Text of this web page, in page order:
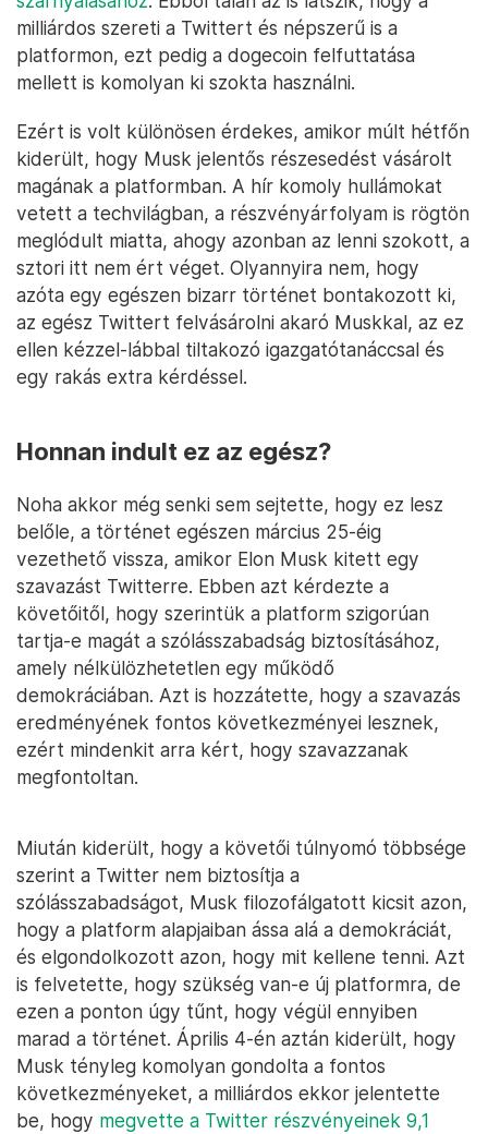
milliárdos szereti a Twittert és népszerű is a
platformon, ezt pedig a dogecoin felfuttatása
mellett is komolyan ki szokta használni.
Ezért is volt különösen érdekes, amikor múlt hétfőn
kiderült, hogy Musk jelentős részesedést vásárolt
magának a platformban. A hír komoly hullámokat
vetett a techvilágban, a részvényárfolyam is rögtön
meglódult miatta, ahogy azonban az lenni szokott, a
sztori itt nem ért véget. Olyannyira nem, hogy
azóta egy egészen bizarr történet bontakozott ki,
az egész Twittert felvásárolni akaró Muskkal, az ez
ellen kézzel-lábbal tiltakozó igazgatótanáccsal és
egy rakás extra kérdéssel.
Honnan indult ez az egész?
Noha akkor még senki sem sejtette, hogy ez lesz
belőle, a történet egészen március 25-éig
vezethető vissza, amikor Elon Musk kitett egy
szavazást Twitterre. Ebben azt kérdezte a
követőitől, hogy szerintük a platform szigorúan
tartja-e magát a szólásszabadság biztosításához,
amely nélkülözhetetlen egy működő
demokráciában. Azt is hozzátette, hogy a szavazás
eredményének fontos következményei lesznek,
ezért mindenkit arra kért, hogy szavazzanak
megfontoltan.
Miután kiderült, hogy a követői túlnyomó többsége
szerint a Twitter nem biztosítja a
szólásszabadságot, Musk filozofálgatott kicsit azon,
hogy a platform alapjaiban ássa alá a demokráciát,
és elgondolkozott azon, hogy mit kellene tenni. Azt
is felvetette, hogy szükség van-e új platformra, de
ezen a ponton úgy tűnt, hogy végül ennyiben
marad a történet. Április 4-én aztán kiderült, hogy
Musk tényleg komolyan gondolta a fontos
következményeket, a milliárdos ekkor jelentette
be, hogy megvette a Twitter részvényeinek 9,1